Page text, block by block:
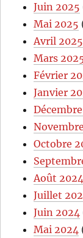
Juin 2025
Mai 2025
Avril 2025
Mars
Février
Janvier
Octobre
Août 2024
Juillet
Juin 2024
Mai 2024